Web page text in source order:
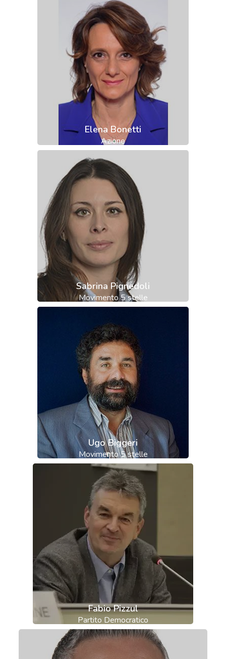
Elena Bonetti
Azione
Sabrina Pignedoli
Movimento 5 stelle
Ugo Biggeri
Movimento 5 stelle
Fabio Pizzul
Partito Democratico